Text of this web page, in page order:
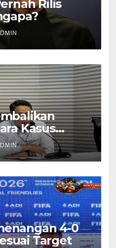
Rilis
Kasus
Haji Lewat
Agent
4-0
Target